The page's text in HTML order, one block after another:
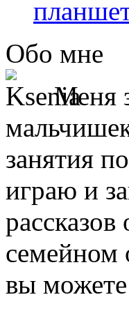
Обо мне
Меня
занятия
играю и
семейном
вы